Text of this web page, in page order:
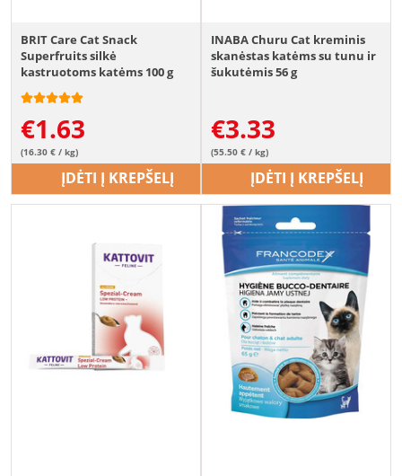
BRIT Care Cat Snack
Superfruits silkė
kastruotoms katėms 100 g
€1.63
(16.30 € / kg)
ĮDĖTI Į KREPŠELĮ
INABA Churu Cat kreminis
skanėstas katėms su tunu ir
šukutėmis 56 g
€3.33
(55.50 € / kg)
ĮDĖTI Į KREPŠELĮ